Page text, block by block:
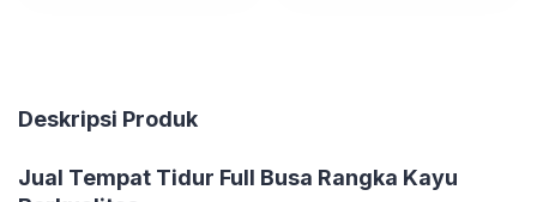
Deskripsi Produk
Jual Tempat Tidur Full Busa Rangka Kayu